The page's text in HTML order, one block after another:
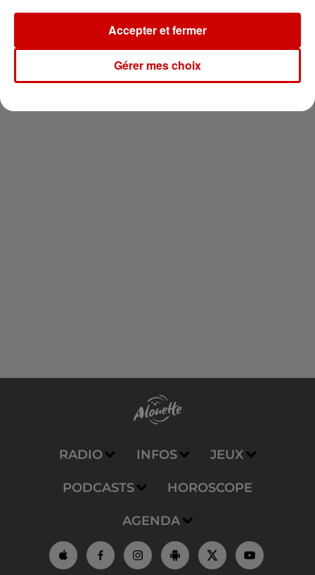
Newsletter
RADIO INFOS JEUX
PODCASTS HOROSCOPE
AGENDA
Gérer mes choix
Accepter et fermer